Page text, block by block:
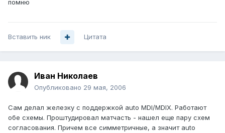
помню
Вставить ник Цитата
Иван Николаев
Опубликовано 29 мая, 2006
Сам делал железку с поддержкой auto MDI/MDIX. Работают
обе схемы. Проштудировал матчасть - нашел еще пару схем
согласования. Причем все симметричные, а значит auto